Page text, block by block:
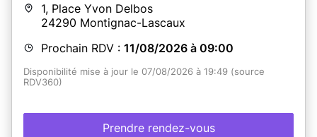
1, Place Yvon Delbos
24290 Montignac-Lascaux
Prochain RDV : 11/08/2026 à 09:00
Disponibilité mise à jour le 07/08/2026 à 19:49 (source
RDV360)
Prendre rendez-vous